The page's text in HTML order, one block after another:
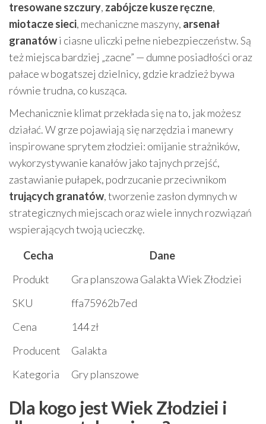
tresowane szczury, zabójcze kusze ręczne,
miotacze sieci, mechaniczne maszyny, arsenał
granatówi ciasne uliczki pełne niebezpieczeństw. Są
też miejsca bardziej „zacne” — dumne posiadłości oraz
pałace w bogatszej dzielnicy, gdzie kradzież bywa
równie trudna, co kusząca.
Mechanicznie klimat przekłada się na to, jak możesz
działać. W grze pojawiają się narzędzia i manewry
inspirowane sprytem złodziei: omijanie strażników,
wykorzystywanie kanałów jako tajnych przejść,
zastawianie pułapek, podrzucanie przeciwnikom
trujących granatów, tworzenie zasłon dymnych w
strategicznych miejscach oraz wiele innych rozwiązań
wspierających twoją ucieczkę.
Cecha
Dane
Produkt
Gra planszowa Galakta Wiek Złodziei
SKU
ffa75962b7ed
Cena
144 zł
Producent
Galakta
Kategoria
Gry planszowe
Dla kogo jest Wiek Złodziei i